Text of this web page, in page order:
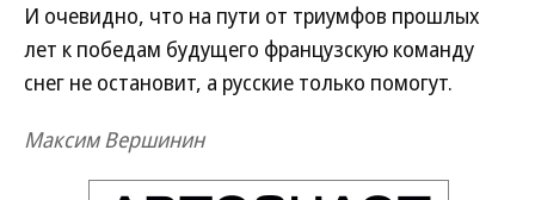
И очевидно, что на пути от триумфов прошлых
лет к победам будущего французскую команду
снег не остановит, а русские только помогут.
Максим Вершинин